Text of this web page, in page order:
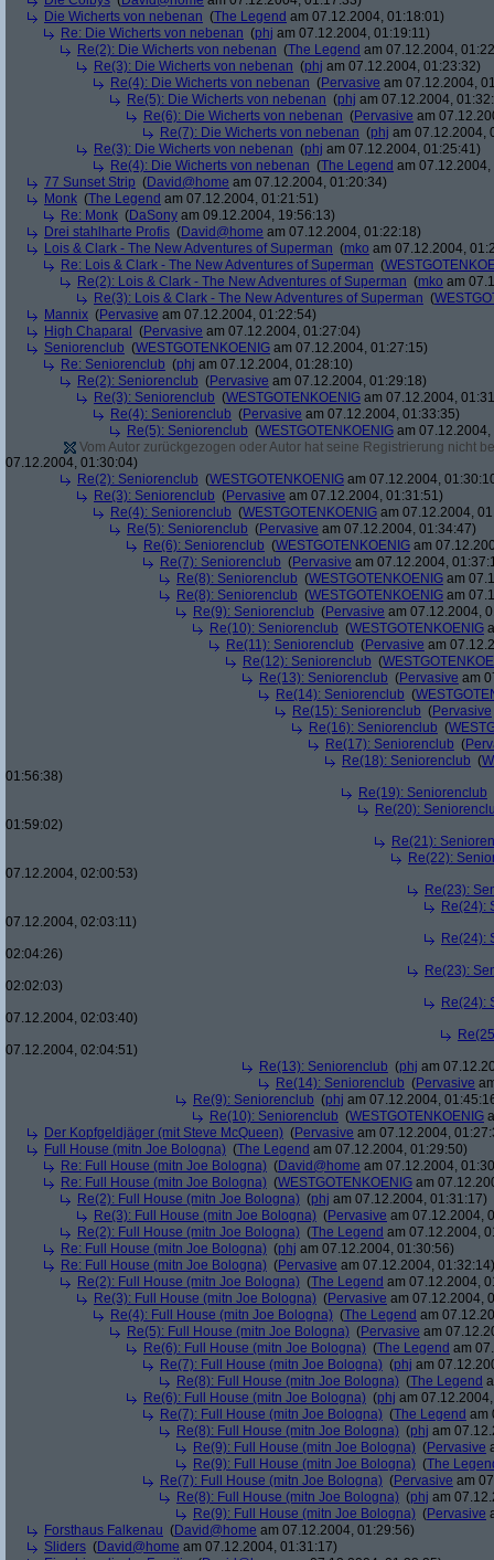
Die Wicherts von nebenan (The Legend am 07.12.2004, 01:18:01)
Re: Die Wicherts von nebenan (phj am 07.12.2004, 01:19:11)
Re(2): Die Wicherts von nebenan (The Legend am 07.12.2004,
Re(3): Die Wicherts von nebenan (phj am 07.12.2004, 01:23:32)
Re(4): Die Wicherts von nebenan (Pervasive am 07.12.2004,
Re(5): Die Wicherts von nebenan (phj am 07.12.2004,
Re(6): Die Wicherts von nebenan (Pervasive am
Re(7): Die Wicherts von nebenan (phj am 07.12.2004,
Re(3): Die Wicherts von nebenan (phj am 07.12.2004, 01:25:41)
Re(4): Die Wicherts von nebenan (The Legend am
77 Sunset Strip (David@home am 07.12.2004, 01:20:34)
Monk (The Legend am 07.12.2004, 01:21:51)
Re: Monk (DaSony am 09.12.2004, 19:56:13)
Drei stahlharte Profis (David@home am 07.12.2004, 01:22:18)
Lois & Clark - The New Adventures of Superman (mko am 07.12.2004,
Re: Lois & Clark - The New Adventures of Superman (
Re(2): Lois & Clark - The New Adventures of Superman (mko am
Re(3): Lois & Clark - The New Adventures of Superman (
Mannix (Pervasive am 07.12.2004, 01:22:54)
High Chaparal
(Pervasive am 07.12.2004, 01:27:04)
Seniorenclub (WESTGOTENKOENIG am 07.12.2004, 01:27:15)
Re: Seniorenclub (phj am 07.12.2004, 01:28:10)
Re(2): Seniorenclub (Pervasive am 07.12.2004, 01:29:18)
Re(3): Seniorenclub (WESTGOTENKOENIG am 07.12.2004,
Re(4): Seniorenclub (Pervasive am 07.12.2004, 01:33:35)
Re(5): Seniorenclub (WESTGOTENKOENIG am
Vom Autor zurückgezogen oder Autor hat seine Registrierung nicht
07.12.2004, 01:30:04)
Re(2): Seniorenclub (WESTGOTENKOENIG am 07.12.2004,
Re(3): Seniorenclub (Pervasive am 07.12.2004, 01:31:51)
Re(4): Seniorenclub (WESTGOTENKOENIG am 07.12.2004,
Re(5): Seniorenclub (Pervasive am 07.12.2004, 01:34:47)
Re(6): Seniorenclub (WESTGOTENKOENIG am
Re(7): Seniorenclub (Pervasive am 07.12.2004,
Re(8): Seniorenclub (WESTGOTENKOENIG am
Re(8): Seniorenclub (WESTGOTENKOENIG am
Re(9): Seniorenclub (Pervasive am 07.12.2004,
Re(10): Seniorenclub (WESTGOTENKOENIG
Re(11): Seniorenclub (Pervasive am
Re(12): Seniorenclub (
Re(13): Seniorenclub (Pervasive am
Re(14): Seniorenclub (
Re(15): Seniorenclub (Pervasive
Re(16): Seniorenclub (
Re(17): Seniorenclub (
Re(18): Seniorenclub (
01:56:38)
Re(19): Seniorenclub
Re(20):
01:59:02)
Re(21):
Re(22):
07.12.2004, 02:00:53)
Re(23):
Re(24):
07.12.2004, 02:03:11)
Re(24):
02:04:26)
Re(23):
02:02:03)
Re(24):
07.12.2004, 02:03:40)
07.12.2004, 02:04:51)
Re(13): Seniorenclub (phj am
Re(14): Seniorenclub (Pervasive
Re(9): Seniorenclub (phj am 07.12.2004,
Re(10): Seniorenclub (WESTGOTENKOENIG
Der Kopfgeldjäger (mit Steve McQueen) (Pervasive am 07.12.2004,
Full House (mitn Joe Bologna) (The Legend am 07.12.2004, 01:29:50)
Re: Full House (mitn Joe Bologna) (David@home am 07.12.2004,
Re: Full House (mitn Joe Bologna) (WESTGOTENKOENIG am
Re(2): Full House (mitn Joe Bologna) (phj am 07.12.2004, 01:31:17)
Re(3): Full House (mitn Joe Bologna) (Pervasive am 07.12.2004,
Re(2): Full House (mitn Joe Bologna) (The Legend am 07.12.2004,
Re: Full House (mitn Joe Bologna) (phj am 07.12.2004, 01:30:56)
Re: Full House (mitn Joe Bologna) (Pervasive am 07.12.2004, 01:32:14)
Re(2): Full House (mitn Joe Bologna) (The Legend am 07.12.2004,
Re(3): Full House (mitn Joe Bologna) (Pervasive am 07.12.2004,
Re(4): Full House (mitn Joe Bologna) (The Legend am
Re(5): Full House (mitn Joe Bologna) (Pervasive am
Re(6): Full House (mitn Joe Bologna) (The Legend am
Re(7): Full House (mitn Joe Bologna) (phj am
Re(8): Full House (mitn Joe Bologna) (The Legend
Re(6): Full House (mitn Joe Bologna) (phj am
Re(7): Full House (mitn Joe Bologna) (The Legend am
Re(8): Full House (mitn Joe Bologna) (phj am
Re(9): Full House (mitn Joe Bologna) (Pervasive
Re(9): Full House (mitn Joe Bologna) (The
Re(7): Full House (mitn Joe Bologna) (Pervasive am
Re(8): Full House (mitn Joe Bologna) (phj am
Re(9): Full House (mitn Joe Bologna) (Pervasive
Forsthaus Falkenau (David@home am 07.12.2004, 01:29:56)
Sliders (David@home am 07.12.2004, 01:31:17)